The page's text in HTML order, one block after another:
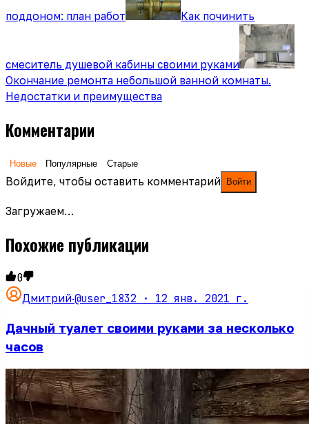
поддоном: план работ Как починить
смеситель душевой кабины своими руками
Окончание ремонта небольшой ванной комнаты.
Недостатки и преимущества
Комментарии
Новые Популярные Старые
Войдите, чтобы оставить комментарий Войти
Загружаем…
Похожие публикации
0
Дмитрий·@user_1832 · 12 янв. 2021 г.
Дачный туалет своими руками за несколько
часов